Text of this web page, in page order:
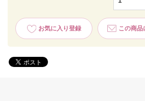
お気に入り登録 この商品